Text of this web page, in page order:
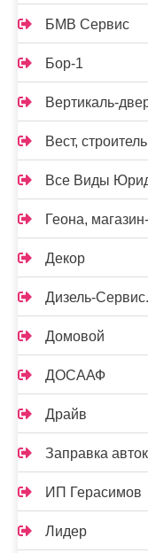
БМВ Сервис
Бор-1
Вертикаль-
Вест,
Все Виды
Геона,
Декор
Дизель-
Домовой
ДОСААФ
Драйв
Заправка
ИП Герасимов
Лидер